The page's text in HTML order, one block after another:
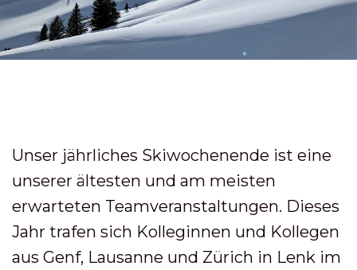
Unser jährliches Skiwochenende ist eine
unserer ältesten und am meisten
erwarteten Teamveranstaltungen. Dieses
Jahr trafen sich Kolleginnen und Kollegen
aus Genf, Lausanne und Zürich in Lenk im